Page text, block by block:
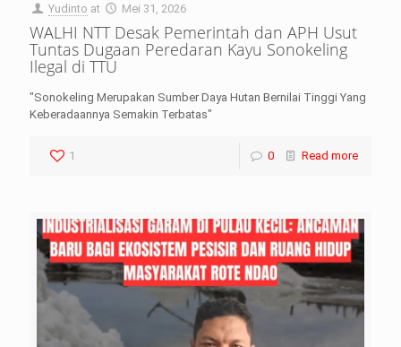
Yudinto at Mei 31, 2026
WALHI NTT Desak Pemerintah dan APH Usut
Tuntas Dugaan Peredaran Kayu Sonokeling
Ilegal di TTU
"Sonokeling Merupakan Sumber Daya Hutan Bernilai Tinggi Yang
Keberadaannya Semakin Terbatas"
1 0 Read more